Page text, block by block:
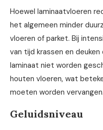
Hoewel laminaatvloeren
het algemeen minder
vloeren of parket. Bij
van tijd krassen en
laminaat niet worden
houten vloeren, wat
moeten worden vervangen.
Geluidsniveau